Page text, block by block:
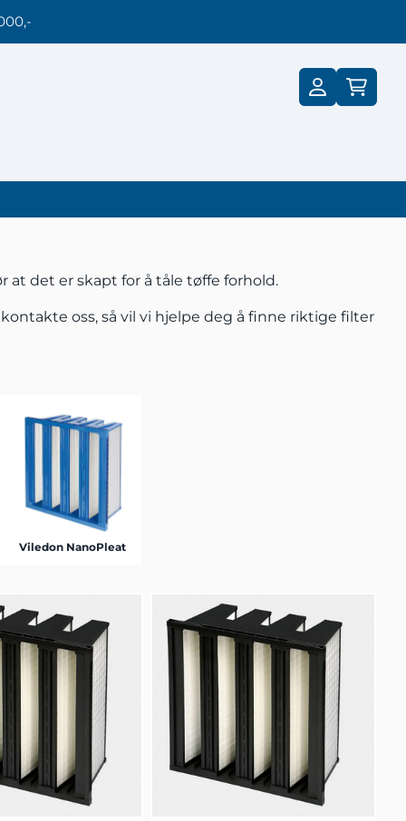
det er skapt for å tåle tøffe forhold.
kontakte oss, så vil vi hjelpe deg å finne riktige filter
Viledon NanoPleat